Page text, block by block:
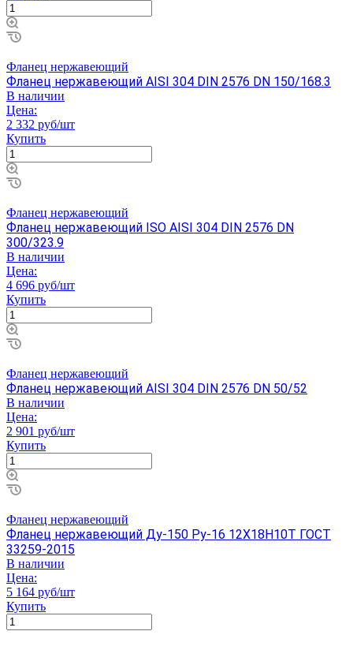
Фланец нержавеющий
Фланец нержавеющий AISI 304 DIN 2576 DN 150/168.3
В наличии
Цена:
2 332 руб/шт
Купить
Фланец нержавеющий
Фланец нержавеющий ISO AISI 304 DIN 2576 DN
300/323.9
В наличии
Цена:
4 696 руб/шт
Купить
Фланец нержавеющий
Фланец нержавеющий AISI 304 DIN 2576 DN 50/52
В наличии
Цена:
2 901 руб/шт
Купить
Фланец нержавеющий
Фланец нержавеющий Ду-150 Ру-16 12Х18Н10Т ГОСТ
33259-2015
В наличии
Цена:
5 164 руб/шт
Купить